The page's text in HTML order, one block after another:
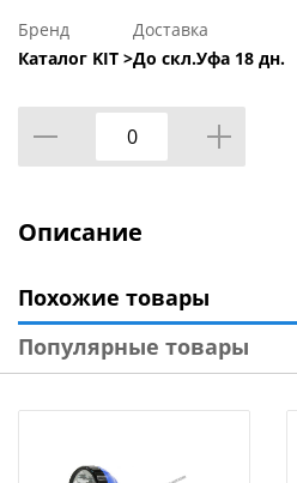
Бренд
Каталог KIT >
Доставка
До скл.Уфа 18 дн.
Описание
Похожие товары
Популярные товары